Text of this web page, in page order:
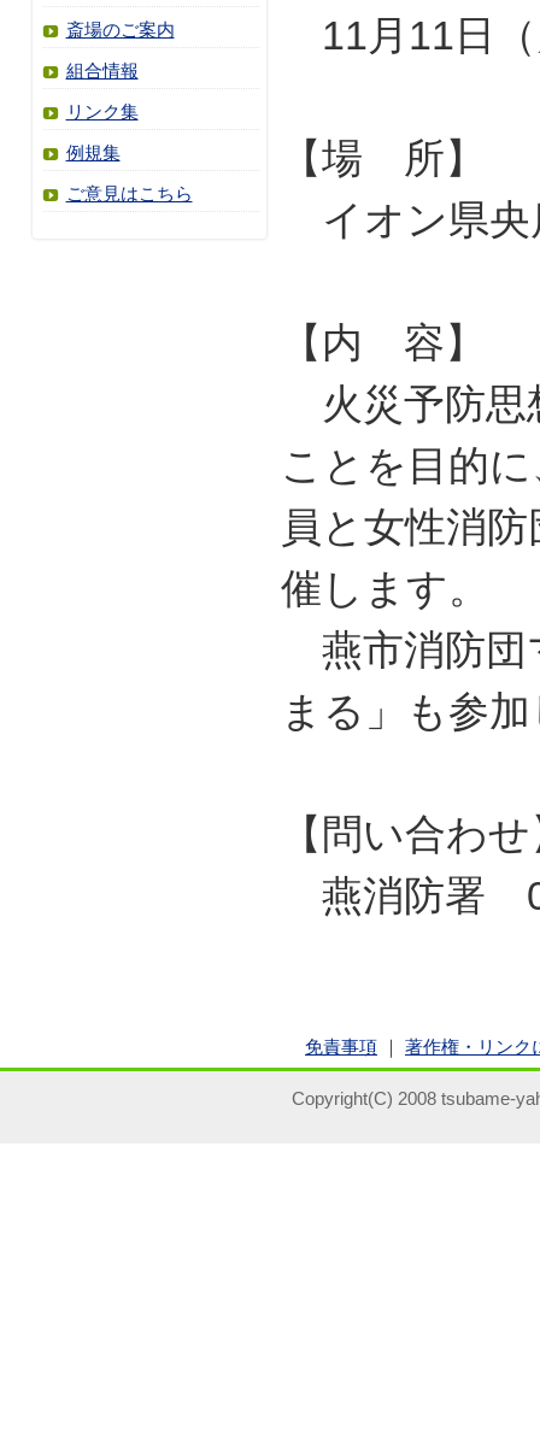
斎場のご案内
組合情報
リンク集
例規集
ご意見はこちら
11月11日
【場 所】
イオン県
【内 容】
火災予防思
ことを目的
員と女性消
催します。
燕市消防団
まる」も参
【問い合わ
燕消防署
免責事項 著作権・リンク
Copyright(C) 2008 tsubame-